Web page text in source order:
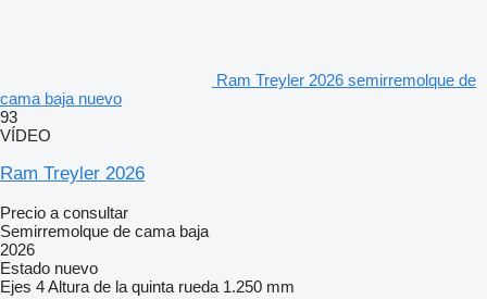
Ram Treyler 2026 semirremolque de
cama baja nuevo
93
VÍDEO
Ram Treyler 2026
Precio a consultar
Semirremolque de cama baja
2026
Estado nuevo
Ejes 4Altura de la quinta rueda 1.250 mm